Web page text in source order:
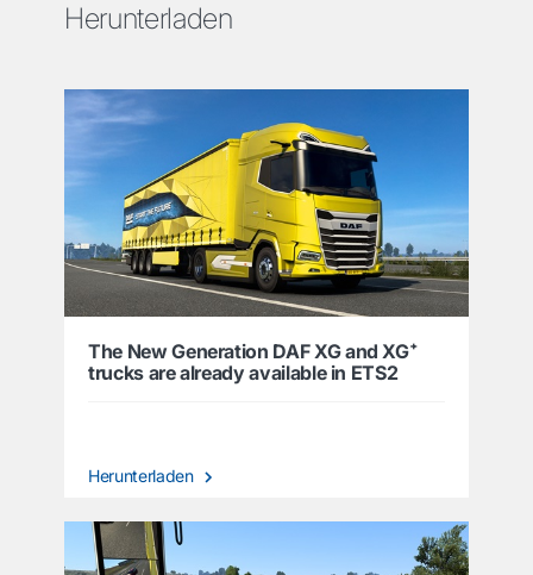
Herunterladen
The New Generation DAF XG and XG⁺
trucks are already available in ETS2
Herunterladen